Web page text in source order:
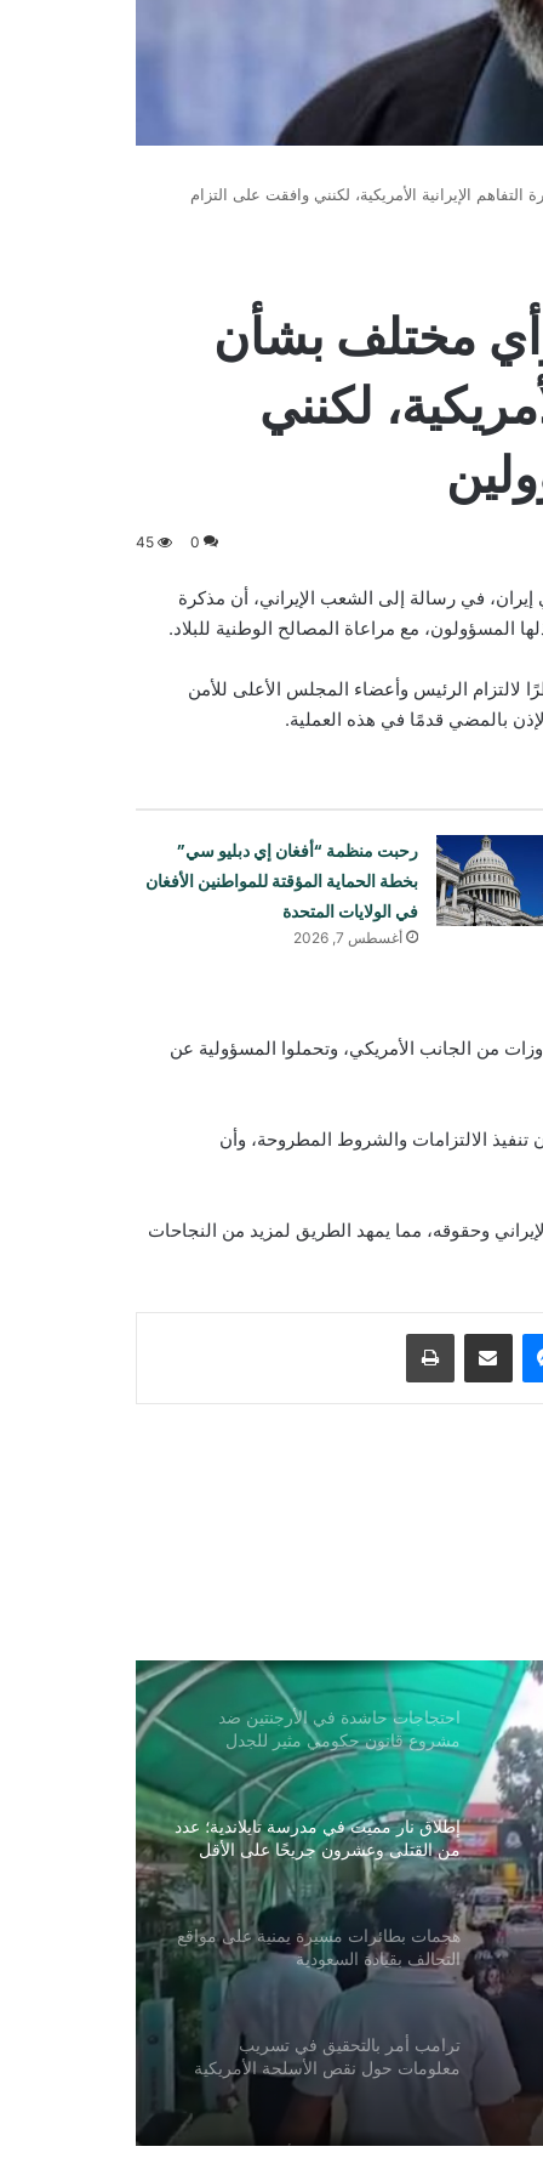
الإيرانية الأمريكية، لكنني وافقت على التزام
مختلف بشأن
لكنني
0
45
إيران، في رسالة إلى الشعب الإيراني، أن مذكرة
المسؤولون، مع مراعاة المصالح الوطنية للبلاد.
لالتزام الرئيس وأعضاء المجلس الأعلى للأمن
بالمضي قدمًا في هذه العملية.
رحبت منظمة “أفغان إي دبليو سي”
بخطة الحماية المؤقتة للمواطنين الأفغان
في الولايات المتحدة
أغسطس 7, 2026
من الجانب الأمريكي، وتحملوا المسؤولية عن
تنفيذ الالتزامات والشروط المطروحة، وأن
وحقوقه، مما يمهد الطريق لمزيد من النجاحات
ماسنجر مشاركة عبر البريد طباعة
منظمة الصحة العالمية: تفشي وباء الإيبولا
السريع أودی بحياة أكثر من 1700 شخص
احتجاجات حاشدة في الأرجنتين ضد
مشروع قانون حكومي مثير للجدل
إطلاق نار مميت في مدرسة تايلاندية؛ عدد
من القتلى وعشرون جريحًا على الأقل
هجمات بطائرات مسيرة يمنية على مواقع
التحالف بقيادة السعودية
ترامب أمر بالتحقيق في تسريب
معلومات حول نقص الأسلحة الأمريكية